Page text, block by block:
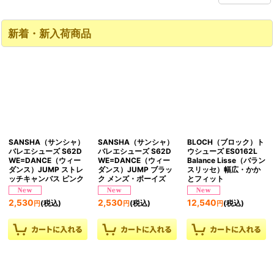
新着・新入荷商品
SANSHA（サンシャ）
バレエシューズ S62D
WE=DANCE（ウィー
ダンス）JUMP ストレ
ッチキャンバス ピンク
2,530 円 (税込)
SANSHA（サンシャ）
バレエシューズ S62D
WE=DANCE（ウィー
ダンス）JUMP ブラッ
ク メンズ・ボーイズ
2,530 円(税込)
BLOCH（ブロック）ト
ウシューズ ES0162L
Balance Lisse（バラン
スリッセ）幅広・かか
とフィット
12,540 円(税込)